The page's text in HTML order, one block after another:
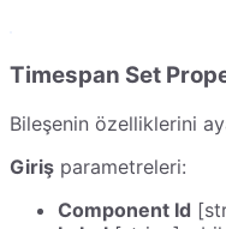
Timespan Set
Bileşenin özelliklerini
Giriş parametreleri:
Component Id